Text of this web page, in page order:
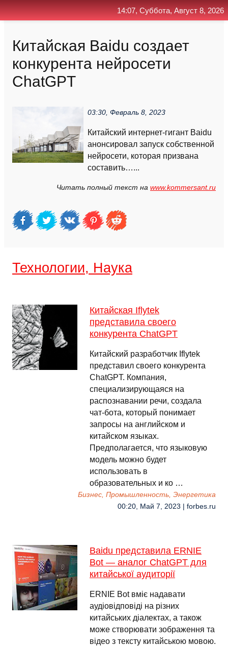
Китайская Baidu создает
конкурента нейросети
ChatGPT
03:30, Февраль 8, 2023
Китайский интернет-гигант Baidu
анонсировал запуск собственной
нейросети, которая призвана
составить…...
Читать полный текст на www.kommersant.ru
Технологии, Наука
Китайская Iflytek
представила своего
конкурента ChatGPT
Китайский разработчик Iflytek
представил своего конкурента
ChatGPT. Компания,
специализирующаяся на
распознавании речи, создала
чат-бота, который понимает
запросы на английском и
китайском языках.
Предполагается, что языковую
модель можно будет
использовать в
образовательных и ко …
Бизнес, Промышленность, Энергетика
00:20, Май 7, 2023 | forbes.ru
Baidu представила ERNIE
Bot — аналог ChatGPT для
китайської аудиторії
ERNIE Bot вміє надавати
аудіовідповіді на різних
китайських діалектах, а також
може створювати зображення та
відео з тексту китайською мовою.
14:07, Суббота, Август 8, 2026